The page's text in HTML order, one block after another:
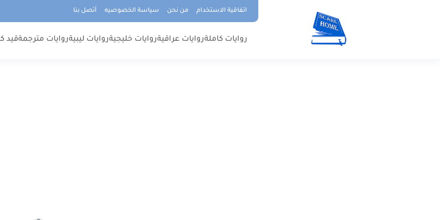
اتفاقية الاستخدام من نحن سياسة الخصوصيه أتصل بنا
روايات كاملةروايات عراقيةروايات خليجيةروايات ليبيةروايات مترجمةقيد